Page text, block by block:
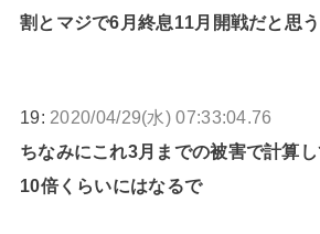
割とマジで6月終息11月開戦だと思う
19: 2020/04/29(水) 07:33:04.76
ちなみにこれ3月までの被害で計算
10倍くらいにはなるで